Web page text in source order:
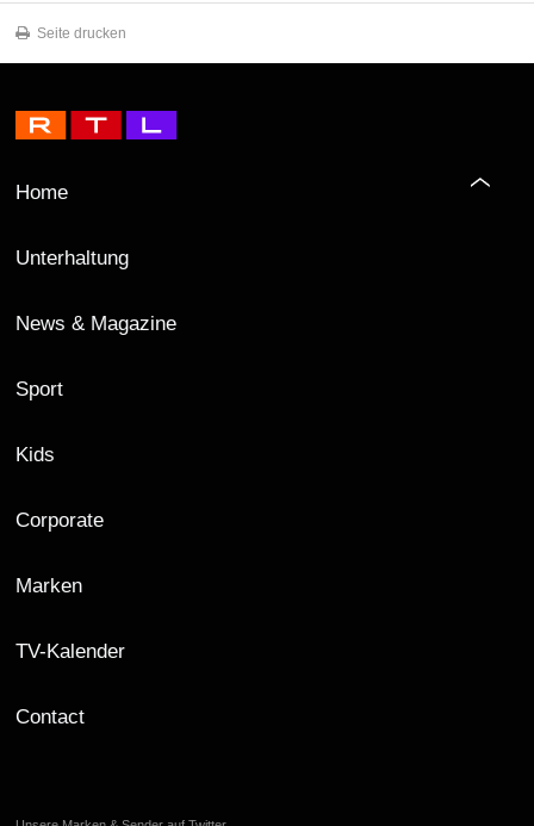
Seite drucken
Home
Unterhaltung
News & Magazine
Sport
Kids
Corporate
Marken
TV-Kalender
Contact